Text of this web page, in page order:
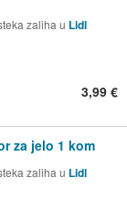
zaliha u Lidl
3,99 €
za jelo 1 kom
zaliha u Lidl